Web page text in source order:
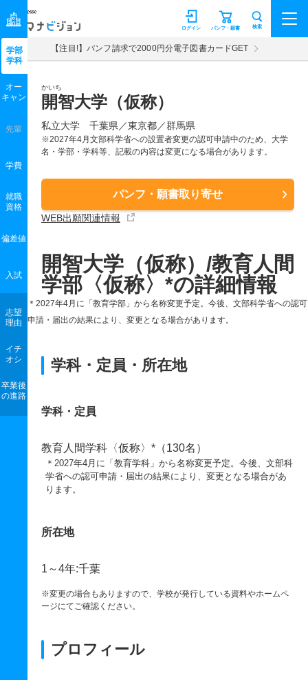
マナビジョン パンフ・願書
ログイン 検索
【注目!】パンフ請求で2000円分電子図書カードGET
かいち
開智大学（仮称）
私立大学 千葉県／東京都／群馬県
※2027年4月文部科学省への設置者変更の認可申請中のため、大学
名・学部・学科等、記載の内容は変更になる場合があります。
パンフ・願書取り寄せ
WEB出願関連情報
学部
学科
オー
キャン
先輩
学費
就職
資格
偏差値
入試
志望
理由
イチ
オシ
卒業後
の進路
開智大学（仮称）/教育人間
学部〈仮称〉*の詳細情報
＊2027年4月に「教育学部」から名称変更予定。今後、文部科学省への認可
申請・届出の結果により、変更となる場合があります。
学科・定員・所在地
学科・定員
教育人間学科〈仮称〉*（130名）
＊2027年4月に「教育学科」から名称変更予定。今後、文部科
学省への認可申請・届出の結果により、変更となる場合があ
ります。
所在地
1～4年:千葉
※変更の場合もありますので、学校が発行している資料やホームペ
ージにてご確認ください。
プロフィール